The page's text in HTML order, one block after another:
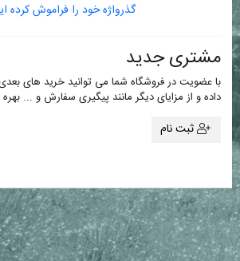
گذرواژه خود را فراموش کرده
مشتری جدید
با عضویت در فروشگاه شما می توانید خرید های
داده و از مزایای دیگر مانند پیگیری سفارش و ...
ثبت نام